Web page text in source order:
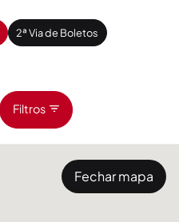
2ª Via de Boletos
Filtros
Fechar mapa